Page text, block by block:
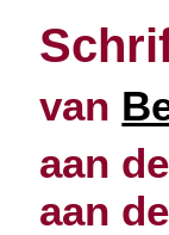
van
aan
aan